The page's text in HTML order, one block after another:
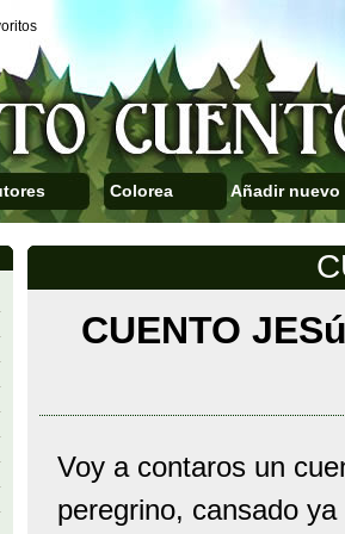
Colorea Añadir nuevo
CUENTO
Voy a contaros un
peregrino, cansado